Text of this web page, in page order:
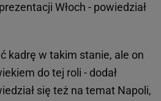
Włoch - powiedział
kadrę w takim stanie, ale on
do tej roli - dodał
się też na temat Napoli,